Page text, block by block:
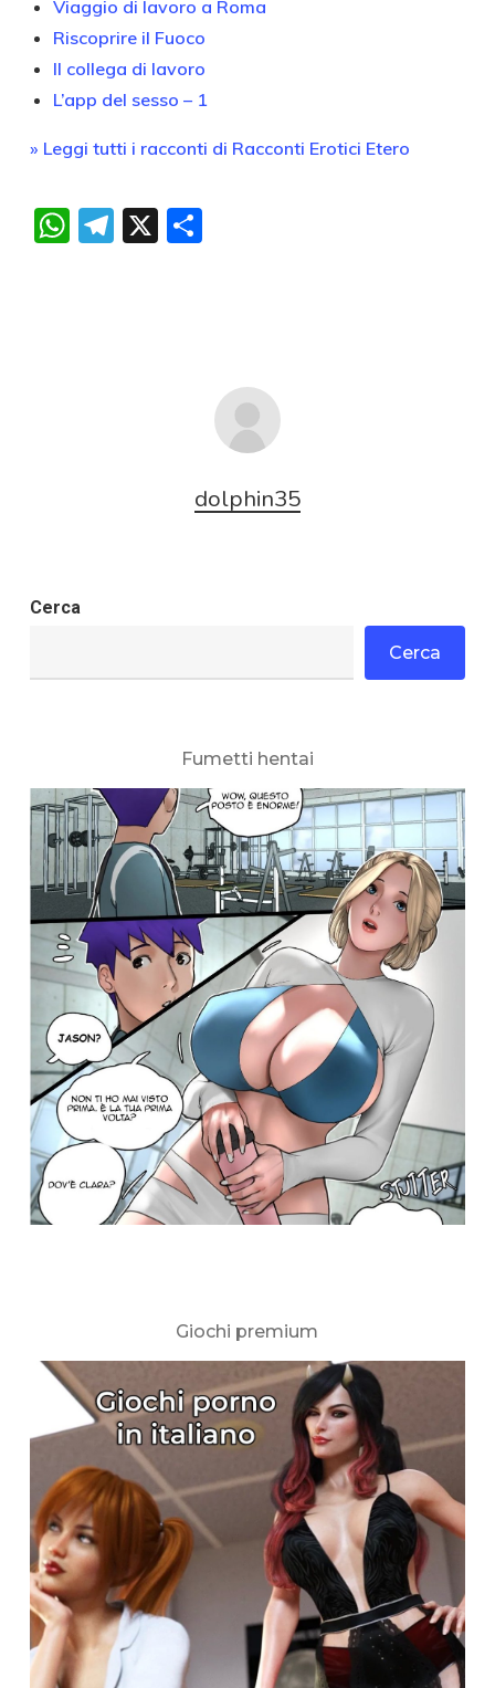
Viaggio di lavoro a Roma
Riscoprire il Fuoco
Il collega di lavoro
L’app del sesso – 1
» Leggi tutti i racconti di Racconti Erotici Etero
WhatsApp
Telegram
X Condividi
dolphin35
Cerca
Cerca
Fumetti hentai
Giochi premium